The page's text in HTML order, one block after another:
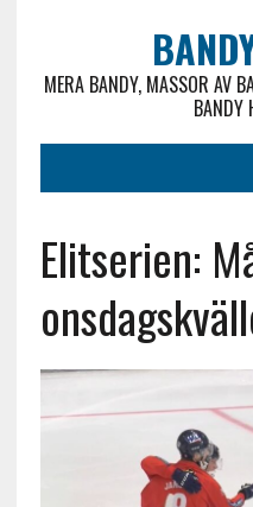
MERA BANDY, MASSOR AV
BANDY
Elitserien: